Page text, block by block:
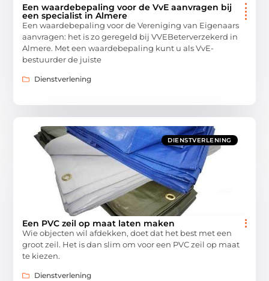
Een waardebepaling voor de VvE aanvragen bij
een specialist in Almere
Een waardebepaling voor de Vereniging van Eigenaars
aanvragen: het is zo geregeld bij VVEBeterverzekerd in
Almere. Met een waardebepaling kunt u als VvE-
bestuurder de juiste
Dienstverlening
DIENSTVERLENING
Een PVC zeil op maat laten maken
Wie objecten wil afdekken, doet dat het best met een
groot zeil. Het is dan slim om voor een PVC zeil op maat
te kiezen.
Dienstverlening